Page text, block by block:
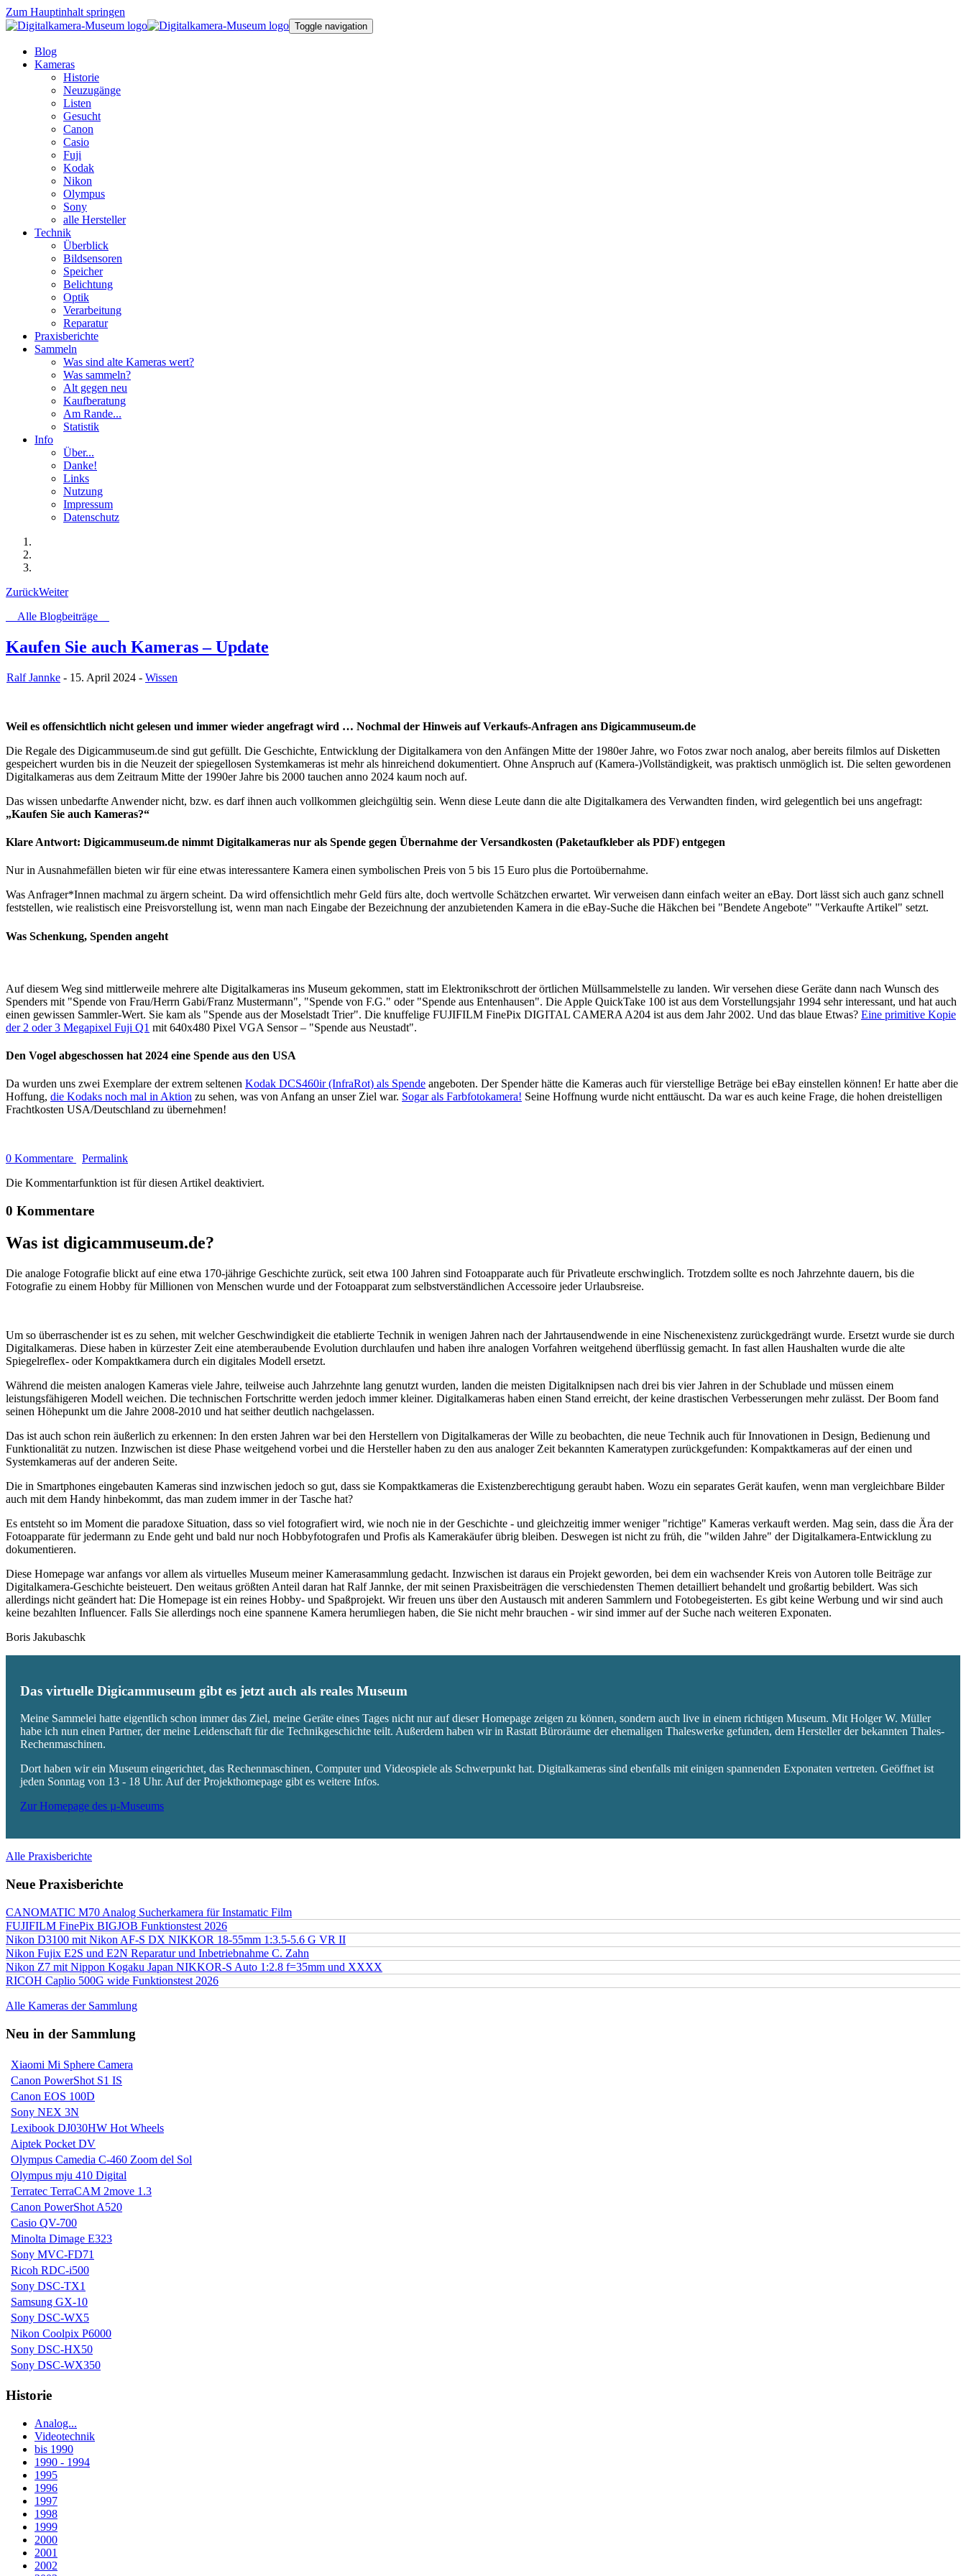
Zum Hauptinhalt springen
Toggle navigation
Blog
Kameras
Historie
Neuzugänge
Listen
Gesucht
Canon
Casio
Fuji
Kodak
Nikon
Olympus
Sony
alle Hersteller
Technik
Überblick
Bildsensoren
Speicher
Belichtung
Optik
Verarbeitung
Reparatur
Praxisberichte
Sammeln
Was sind alte Kameras wert?
Was sammeln?
Alt gegen neu
Kaufberatung
Am Rande...
Statistik
Info
Über...
Danke!
Links
Nutzung
Impressum
Datenschutz
ZurückWeiter
Alle Blogbeiträge
Kaufen Sie auch Kameras – Update
Ralf Jannke - 15. April 2024 - Wissen
Weil es offensichtlich nicht gelesen und immer wieder angefragt wird … Nochmal der Hinweis auf Verkaufs-Anfragen ans Digicammuseum.de
Die Regale des Digicammuseum.de sind gut gefüllt. Die Geschichte, Entwicklung der Digitalkamera von den Anfängen Mitte der 1980er Jahre, wo Fotos zwar noch analog, aber bereits filmlos auf Disketten
gespeichert wurden bis in die Neuzeit der spiegellosen Systemkameras ist mehr als hinreichend dokumentiert. Ohne Anspruch auf (Kamera-)Vollständigkeit, was praktisch unmöglich ist. Die selten gewordenen
Digitalkameras aus dem Zeitraum Mitte der 1990er Jahre bis 2000 tauchen anno 2024 kaum noch auf.
Das wissen unbedarfte Anwender nicht, bzw. es darf ihnen auch vollkommen gleichgültig sein. Wenn diese Leute dann die alte Digitalkamera des Verwandten finden, wird gelegentlich bei uns angefragt:
„Kaufen Sie auch Kameras?“
Klare Antwort: Digicammuseum.de nimmt Digitalkameras nur als Spende gegen Übernahme der Versandkosten (Paketaufkleber als PDF) entgegen
Nur in Ausnahmefällen bieten wir für eine etwas interessantere Kamera einen symbolischen Preis von 5 bis 15 Euro plus die Portoübernahme.
Was Anfrager*Innen machmal zu ärgern scheint. Da wird offensichtlich mehr Geld fürs alte, doch wertvolle Schätzchen erwartet. Wir verweisen dann einfach weiter an eBay. Dort lässt sich auch ganz schnell
feststellen, wie realistisch eine Preisvorstellung ist, wenn man nach Eingabe der Bezeichnung der anzubietenden Kamera in die eBay-Suche die Häkchen bei "Bendete Angebote" "Verkaufte Artikel" setzt.
Was Schenkung, Spenden angeht
Auf diesem Weg sind mittlerweile mehrere alte Digitalkameras ins Museum gekommen, statt im Elektronikschrott der örtlichen Müllsammelstelle zu landen. Wir versehen diese Geräte dann nach Wunsch des
Spenders mit "Spende von Frau/Herrn Gabi/Franz Mustermann", "Spende von F.G." oder "Spende aus Entenhausen". Die Apple QuickTake 100 ist aus dem Vorstellungsjahr 1994 sehr interessant, und hat auch
einen gewissen Sammler-Wert. Sie kam als "Spende aus der Moselstadt Trier". Die knuffelige FUJIFILM FinePix DIGITAL CAMERA A204 ist aus dem Jahr 2002. Und das blaue Etwas? Eine primitive Kopie
der 2 oder 3 Megapixel Fuji Q1 mit 640x480 Pixel VGA Sensor – "Spende aus Neustadt".
Den Vogel abgeschossen hat 2024 eine Spende aus den USA
Da wurden uns zwei Exemplare der extrem seltenen Kodak DCS460ir (InfraRot) als Spende angeboten. Der Spender hätte die Kameras auch für vierstellige Beträge bei eBay einstellen können! Er hatte aber die
Hoffung, die Kodaks noch mal in Aktion zu sehen, was von Anfang an unser Ziel war. Sogar als Farbfotokamera! Seine Hoffnung wurde nicht enttäuscht. Da war es auch keine Frage, die hohen dreistelligen
Frachtkosten USA/Deutschland zu übernehmen!
0 Kommentare
Permalink
Die Kommentarfunktion ist für diesen Artikel deaktiviert.
0 Kommentare
Was ist digicammuseum.de?
Die analoge Fotografie blickt auf eine etwa 170-jährige Geschichte zurück, seit etwa 100 Jahren sind Fotoapparate auch für Privatleute erschwinglich. Trotzdem sollte es noch Jahrzehnte dauern, bis die
Fotografie zu einem Hobby für Millionen von Menschen wurde und der Fotoapparat zum selbstverständlichen Accessoire jeder Urlaubsreise.
Um so überraschender ist es zu sehen, mit welcher Geschwindigkeit die etablierte Technik in wenigen Jahren nach der Jahrtausendwende in eine Nischenexistenz zurückgedrängt wurde. Ersetzt wurde sie durch
Digitalkameras. Diese haben in kürzester Zeit eine atemberaubende Evolution durchlaufen und haben ihre analogen Vorfahren weitgehend überflüssig gemacht. In fast allen Haushalten wurde die alte
Spiegelreflex- oder Kompaktkamera durch ein digitales Modell ersetzt.
Während die meisten analogen Kameras viele Jahre, teilweise auch Jahrzehnte lang genutzt wurden, landen die meisten Digitalknipsen nach drei bis vier Jahren in der Schublade und müssen einem
leistungsfähigeren Modell weichen. Die technischen Fortschritte werden jedoch immer kleiner. Digitalkameras haben einen Stand erreicht, der keine drastischen Verbesserungen mehr zulässt. Der Boom fand
seinen Höhepunkt um die Jahre 2008-2010 und hat seither deutlich nachgelassen.
Das ist auch schon rein äußerlich zu erkennen: In den ersten Jahren war bei den Herstellern von Digitalkameras der Wille zu beobachten, die neue Technik auch für Innovationen in Design, Bedienung und
Funktionalität zu nutzen. Inzwischen ist diese Phase weitgehend vorbei und die Hersteller haben zu den aus analoger Zeit bekannten Kameratypen zurückgefunden: Kompaktkameras auf der einen und
Systemkameras auf der anderen Seite.
Die in Smartphones eingebauten Kameras sind inzwischen jedoch so gut, dass sie Kompaktkameras die Existenzberechtigung geraubt haben. Wozu ein separates Gerät kaufen, wenn man vergleichbare Bilder
auch mit dem Handy hinbekommt, das man zudem immer in der Tasche hat?
Es entsteht so im Moment die paradoxe Situation, dass so viel fotografiert wird, wie noch nie in der Geschichte - und gleichzeitig immer weniger "richtige" Kameras verkauft werden. Mag sein, dass die Ära der
Fotoapparate für jedermann zu Ende geht und bald nur noch Hobbyfotografen und Profis als Kamerakäufer übrig bleiben. Deswegen ist nicht zu früh, die "wilden Jahre" der Digitalkamera-Entwicklung zu
dokumentieren.
Diese Homepage war anfangs vor allem als virtuelles Museum meiner Kamerasammlung gedacht. Inzwischen ist daraus ein Projekt geworden, bei dem ein wachsender Kreis von Autoren tolle Beiträge zur
Digitalkamera-Geschichte beisteuert. Den weitaus größten Anteil daran hat Ralf Jannke, der mit seinen Praxisbeiträgen die verschiedensten Themen detailliert behandelt und großartig bebildert. Was sich
allerdings nicht geändert hat: Die Homepage ist ein reines Hobby- und Spaßprojekt. Wir freuen uns über den Austausch mit anderen Sammlern und Fotobegeisterten. Es gibt keine Werbung und wir sind auch
keine bezahlten Influencer. Falls Sie allerdings noch eine spannene Kamera herumliegen haben, die Sie nicht mehr brauchen - wir sind immer auf der Suche nach weiteren Exponaten.
Boris Jakubaschk
Das virtuelle Digicammuseum gibt es jetzt auch als reales Museum
Meine Sammelei hatte eigentlich schon immer das Ziel, meine Geräte eines Tages nicht nur auf dieser Homepage zeigen zu können, sondern auch live in einem richtigen Museum. Mit Holger W. Müller
habe ich nun einen Partner, der meine Leidenschaft für die Technikgeschichte teilt. Außerdem haben wir in Rastatt Büroräume der ehemaligen Thaleswerke gefunden, dem Hersteller der bekannten Thales-
Rechenmaschinen.
Dort haben wir ein Museum eingerichtet, das Rechenmaschinen, Computer und Videospiele als Schwerpunkt hat. Digitalkameras sind ebenfalls mit einigen spannenden Exponaten vertreten. Geöffnet ist
jeden Sonntag von 13 - 18 Uhr. Auf der Projekthomepage gibt es weitere Infos.
Zur Homepage des µ-Museums
Alle Praxisberichte
Neue Praxisberichte
CANOMATIC M70 Analog Sucherkamera für Instamatic Film
FUJIFILM FinePix BIGJOB Funktionstest 2026
Nikon D3100 mit Nikon AF-S DX NIKKOR 18-55mm 1:3.5-5.6 G VR II
Nikon Fujix E2S und E2N Reparatur und Inbetriebnahme C. Zahn
Nikon Z7 mit Nippon Kogaku Japan NIKKOR-S Auto 1:2.8 f=35mm und XXXX
RICOH Caplio 500G wide Funktionstest 2026
Alle Kameras der Sammlung
Neu in der Sammlung
Xiaomi Mi Sphere Camera
Canon PowerShot S1 IS
Canon EOS 100D
Sony NEX 3N
Lexibook DJ030HW Hot Wheels
Aiptek Pocket DV
Olympus Camedia C-460 Zoom del Sol
Olympus mju 410 Digital
Terratec TerraCAM 2move 1.3
Canon PowerShot A520
Casio QV-700
Minolta Dimage E323
Sony MVC-FD71
Ricoh RDC-i500
Sony DSC-TX1
Samsung GX-10
Sony DSC-WX5
Nikon Coolpix P6000
Sony DSC-HX50
Sony DSC-WX350
Historie
Analog...
Videotechnik
bis 1990
1990 - 1994
1995
1996
1997
1998
1999
2000
2001
2002